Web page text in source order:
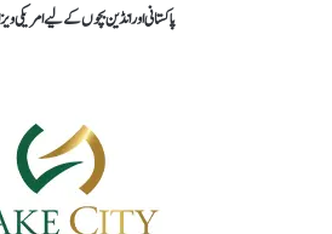
پاکستانی اور انڈین بچوں کے لیے امریکی